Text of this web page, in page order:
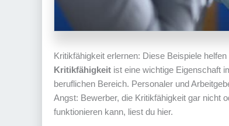
Kritikfähigkeit erlernen: Diese Beispiele helfen
Kritikfähigkeit ist eine wichtige Eigenschaft
beruflichen Bereich. Personaler und
Angst: Bewerber, die Kritikfähigkeit gar nicht
funktionieren kann, liest du hier.